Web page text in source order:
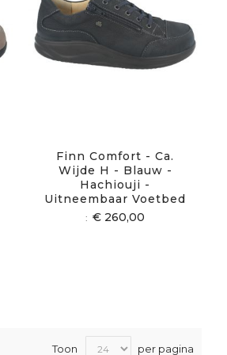
Finn Comfort - Ca.
Wijde H - Blauw -
Hachiouji -
Uitneembaar Voetbed
€ 260,00
Toon per pagina